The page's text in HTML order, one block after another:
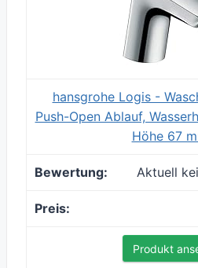
hansgrohe Logis -
Push-Open Ablauf,
Höhe 67
Aktuell
Produkt